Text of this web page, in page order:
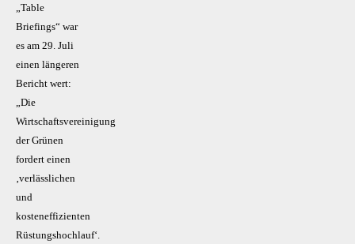
„Table
Briefings“ war
es am 29. Juli
einen längeren
Bericht wert:
„Die
Wirtschaftsvereinigung
der Grünen
fordert einen
‚verlässlichen
und
kosteneffizienten
Rüstungshochlauf‘.